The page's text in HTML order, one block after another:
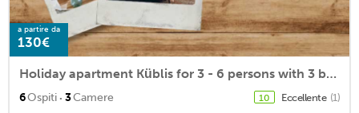
a partire da
130€
Holiday apartment Küblis for 3 - 6 persons with 3 bedrooms - Holiday house
6Ospiti · 3Camere 10 Eccellente (1)